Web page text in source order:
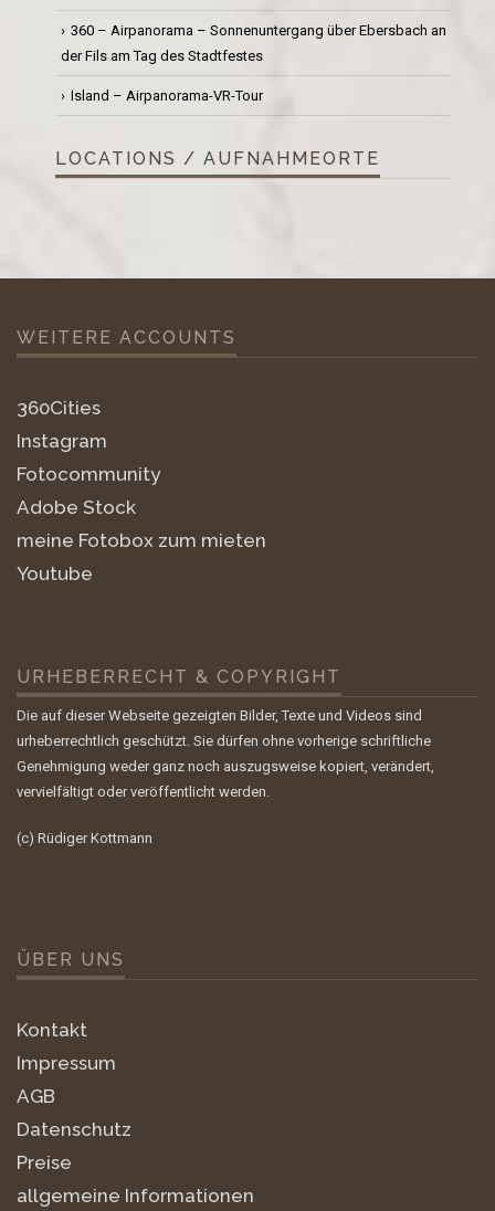
360 – Airpanorama – Sonnenuntergang über Ebersbach an
der Fils am Tag des Stadtfestes
Island – Airpanorama-VR-Tour
LOCATIONS / AUFNAHMEORTE
WEITERE ACCOUNTS
360Cities
Instagram
Fotocommunity
Adobe Stock
meine Fotobox zum mieten
Youtube
URHEBERRECHT & COPYRIGHT
Die auf dieser Webseite gezeigten Bilder, Texte und Videos sind
urheberrechtlich geschützt. Sie dürfen ohne vorherige schriftliche
Genehmigung weder ganz noch auszugsweise kopiert, verändert,
vervielfältigt oder veröffentlicht werden.
(c) Rüdiger Kottmann
ÜBER UNS
Kontakt
Impressum
AGB
Datenschutz
Preise
allgemeine Informationen